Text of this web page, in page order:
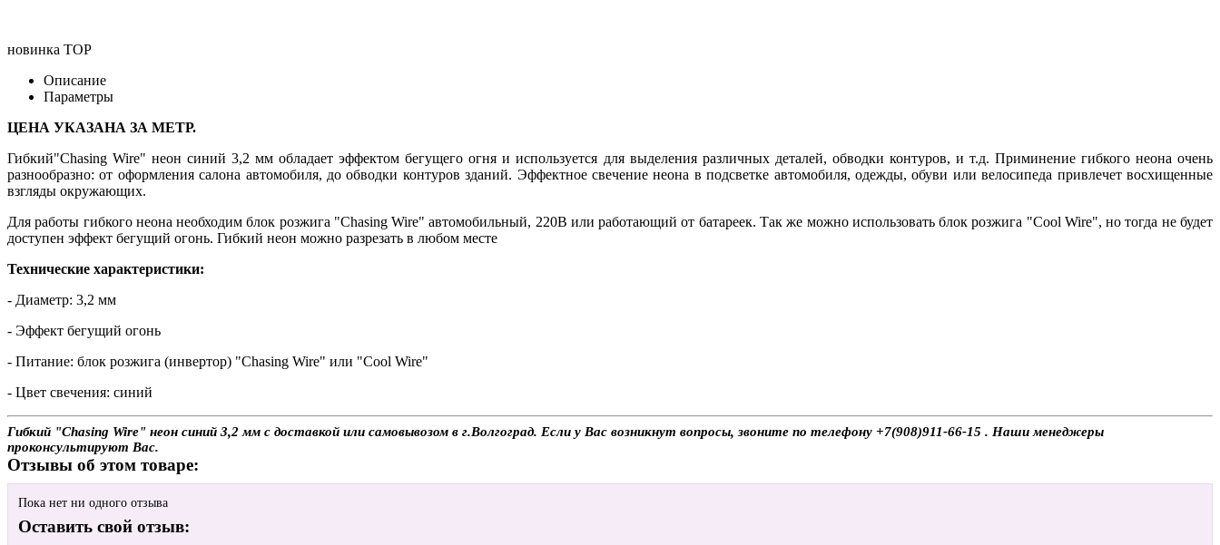
новинка TOP
Описание
Параметры
ЦЕНА УКАЗАНА ЗА МЕТР.
Гибкий"Chasing Wire" неон синий 3,2 мм обладает эффектом бегущего огня и используется для выделения различных деталей, обводки контуров, и т.д. Приминение гибкого неона очень
разнообразно: от оформления салона автомобиля, до обводки контуров зданий. Эффектное свечение неона в подсветке автомобиля, одежды, обуви или велосипеда привлечет восхищенные
взгляды окружающих.
Для работы гибкого неона необходим блок розжига "Chasing Wire" автомобильный, 220В или работающий от батареек. Так же можно использовать блок розжига "Cool Wire", но тогда не будет
доступен эффект бегущий огонь. Гибкий неон можно разрезать в любом месте
Технические характеристики:
- Диаметр: 3,2 мм
- Эффект бегущий огонь
- Питание: блок розжига (инвертор) "Chasing Wire" или "Cool Wire"
- Цвет свечения: синий
Гибкий "Chasing Wire" неон синий 3,2 мм с доставкой или самовывозом в г.Волгоград. Если у Вас возникнут вопросы, звоните по телефону +7(908)911-66-15 . Наши менеджеры
проконсультируют Вас.
Отзывы об этом товаре:
Пока нет ни одного отзыва
Оставить свой отзыв: